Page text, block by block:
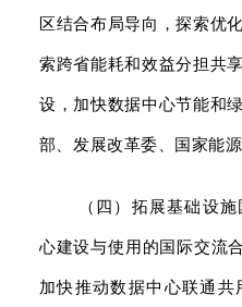
区结合布局导向，探索优
索跨省能耗和效益分担共
设，加快数据中心节能和
部、发展改革委、国家能
（四）拓展基础设
心建设与使用的国际交流
加快推动数据中心联通